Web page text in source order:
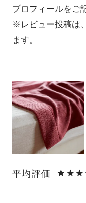
プロフィールをご
※レビュー投稿は
ます。